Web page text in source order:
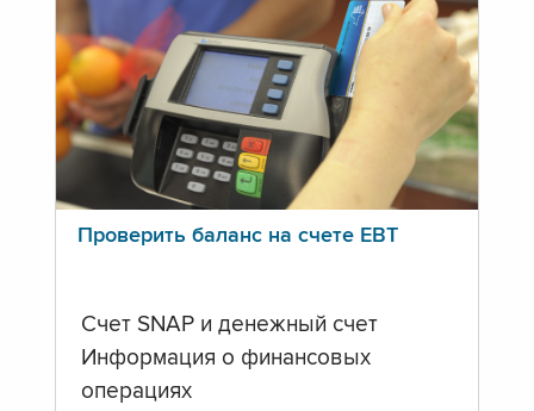
Проверить баланс на счете ЕВТ
Счет SNAP и денежный счет
Информация о финансовых
операциях